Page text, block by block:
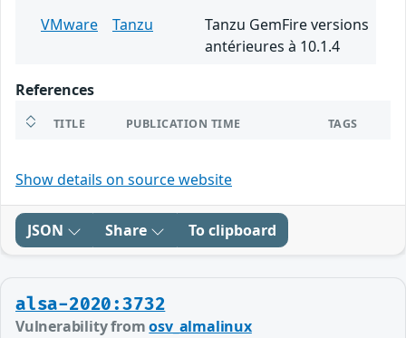
VMware
Tanzu
Tanzu GemFire versions
antérieures à 10.1.4
References
TITLE PUBLICATION TIME TAGS
Show details on source website
JSON Share To clipboard
alsa-2020:3732
Vulnerability fromosv_almalinux